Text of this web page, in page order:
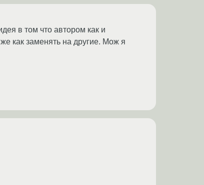
в том что автором как и
как заменять на другие. Мож я